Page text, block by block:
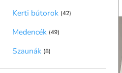
Kerti bútorok (42)
Medencék (49)
Szaunák (8)